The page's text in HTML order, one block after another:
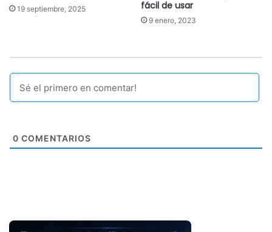
19 septiembre, 2025
fácil de usar
9 enero, 2023
0 COMENTARIOS